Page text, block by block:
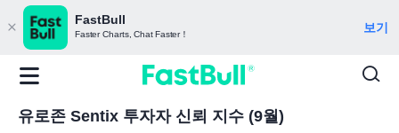
FastBull
Faster Charts, Chat Faster！ 보기
유로존 Sentix 투자자 신뢰 지수 (9월)